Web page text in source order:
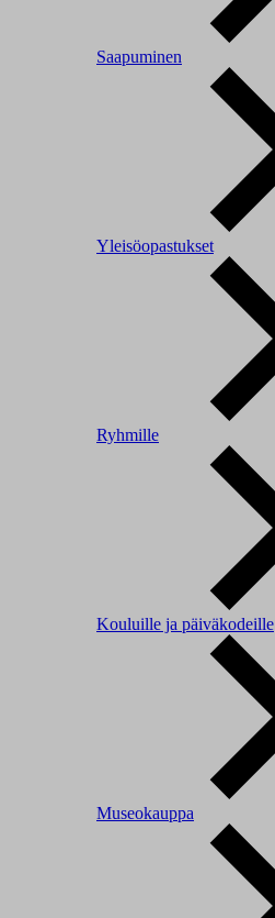
Saapuminen
Yleisöopastukset
Ryhmille
Kouluille ja päiväkodeille
Museokauppa